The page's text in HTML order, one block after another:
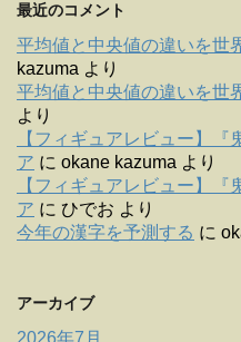
最近のコメント
平均値と中央値の違いを世
kazuma より
平均値と中央値の違いを世
より
【フィギュアレビュー】『
ア に okane kazuma より
【フィギュアレビュー】『
ア に ひでお より
今年の漢字を予測する に
アーカイブ
2026年7月